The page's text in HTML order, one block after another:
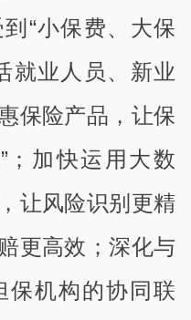
“小保费、大保
就业人员、新业
保险产品，让保
；加快运用大数
让风险识别更精
更高效；深化与
保机构的协同联